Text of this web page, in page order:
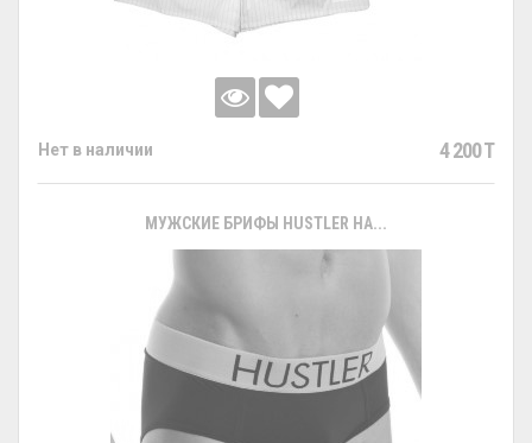
Нет в наличии 4 200 T
МУЖСКИЕ БРИФЫ HUSTLER НА...